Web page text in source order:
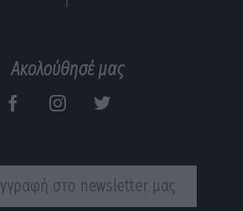
Ακολούθησέ μας
στο newsletter μας